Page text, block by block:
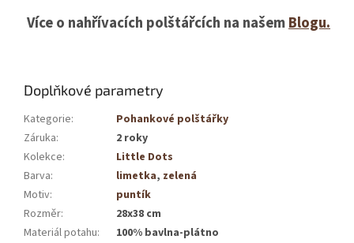
Více o nahřívacích polštářcích na našemBlogu.
Doplňkové parametry
Kategorie:
Pohankové polštářky
Záruka:
2 roky
Kolekce:
Little Dots
Barva: limetka, zelená
Motiv:
puntík
Rozměr:
28x38 cm
Materiál potahu:
100% bavlna-plátno